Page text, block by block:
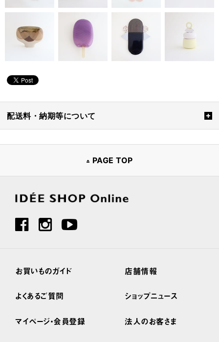
配送料・納期等について
PAGE TOP
お買いものガイド
よくあるご質問
マイページ・会員登録
店舗情報
ショップニュース
法人のお客さま